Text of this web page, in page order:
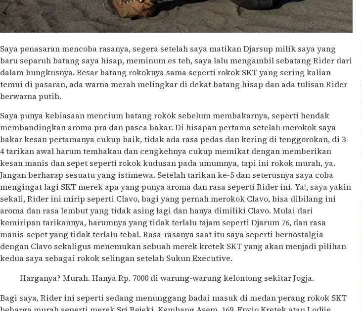
Saya penasaran mencoba rasanya, segera setelah saya matikan Djarsup milik saya yang
baru separuh batang saya hisap, meminum es teh, saya lalu mengambil sebatang Rider dari
dalam bungkusnya. Besar batang rokoknya sama seperti rokok SKT yang sering kalian
temui di pasaran, ada warna merah melingkar di dekat batang hisap dan ada tulisan Rider
berwarna putih.
Saya punya kebiasaan mencium batang rokok sebelum membakarnya, seperti hendak
membandingkan aroma pra dan pasca bakar. Di hisapan pertama setelah merokok saya
bakar kesan pertamanya cukup baik, tidak ada rasa pedas dan kering di tenggorokan, di 3-
4 tarikan awal harum tembakau dan cengkehnya cukup memikat dengan memberikan
kesan manis dan sepet seperti rokok kudusan pada umumnya, tapi ini rokok murah, ya.
Jangan berharap sesuatu yang istimewa. Setelah tarikan ke-5 dan seterusnya saya coba
mengingat lagi SKT merek apa yang punya aroma dan rasa seperti Rider ini. Ya!, saya yakin
sekali, Rider ini mirip seperti Clavo, bagi yang pernah merokok Clavo, bisa dibilang ini
aroma dan rasa lembut yang tidak asing lagi dan hanya dimiliki Clavo. Mulai dari
kemiripan tarikannya, harumnya yang tidak terlalu tajam seperti Djarum 76, dan rasa
manis-sepet yang tidak terlalu tebal. Rasa-rasanya saat itu saya seperti bernostalgia
dengan Clavo sekaligus menemukan sebuah merek kretek SKT yang akan menjadi pilihan
kedua saya sebagai rokok selingan setelah Sukun Executive.
Harganya? Murah. Hanya Rp. 7000 di warung-warung kelontong sekitar Jogja.
Bagi saya, Rider ini seperti sedang menunggang badai masuk di medan perang rokok SKT